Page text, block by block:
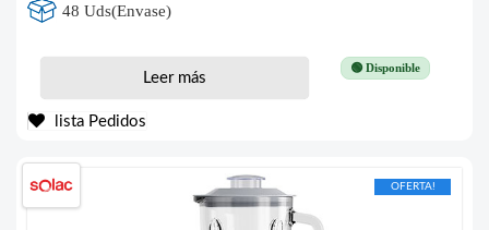
48 Uds(Envase)
🟢 Disponible
Leer más
lista Pedidos
OFERTA!